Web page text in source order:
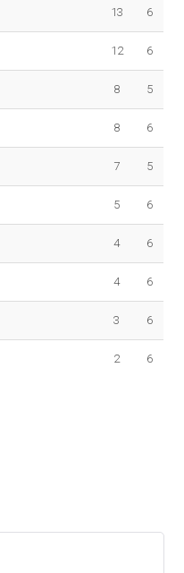
13 6
12 6
8 5
8 6
7 5
5 6
4 6
4 6
3 6
2 6